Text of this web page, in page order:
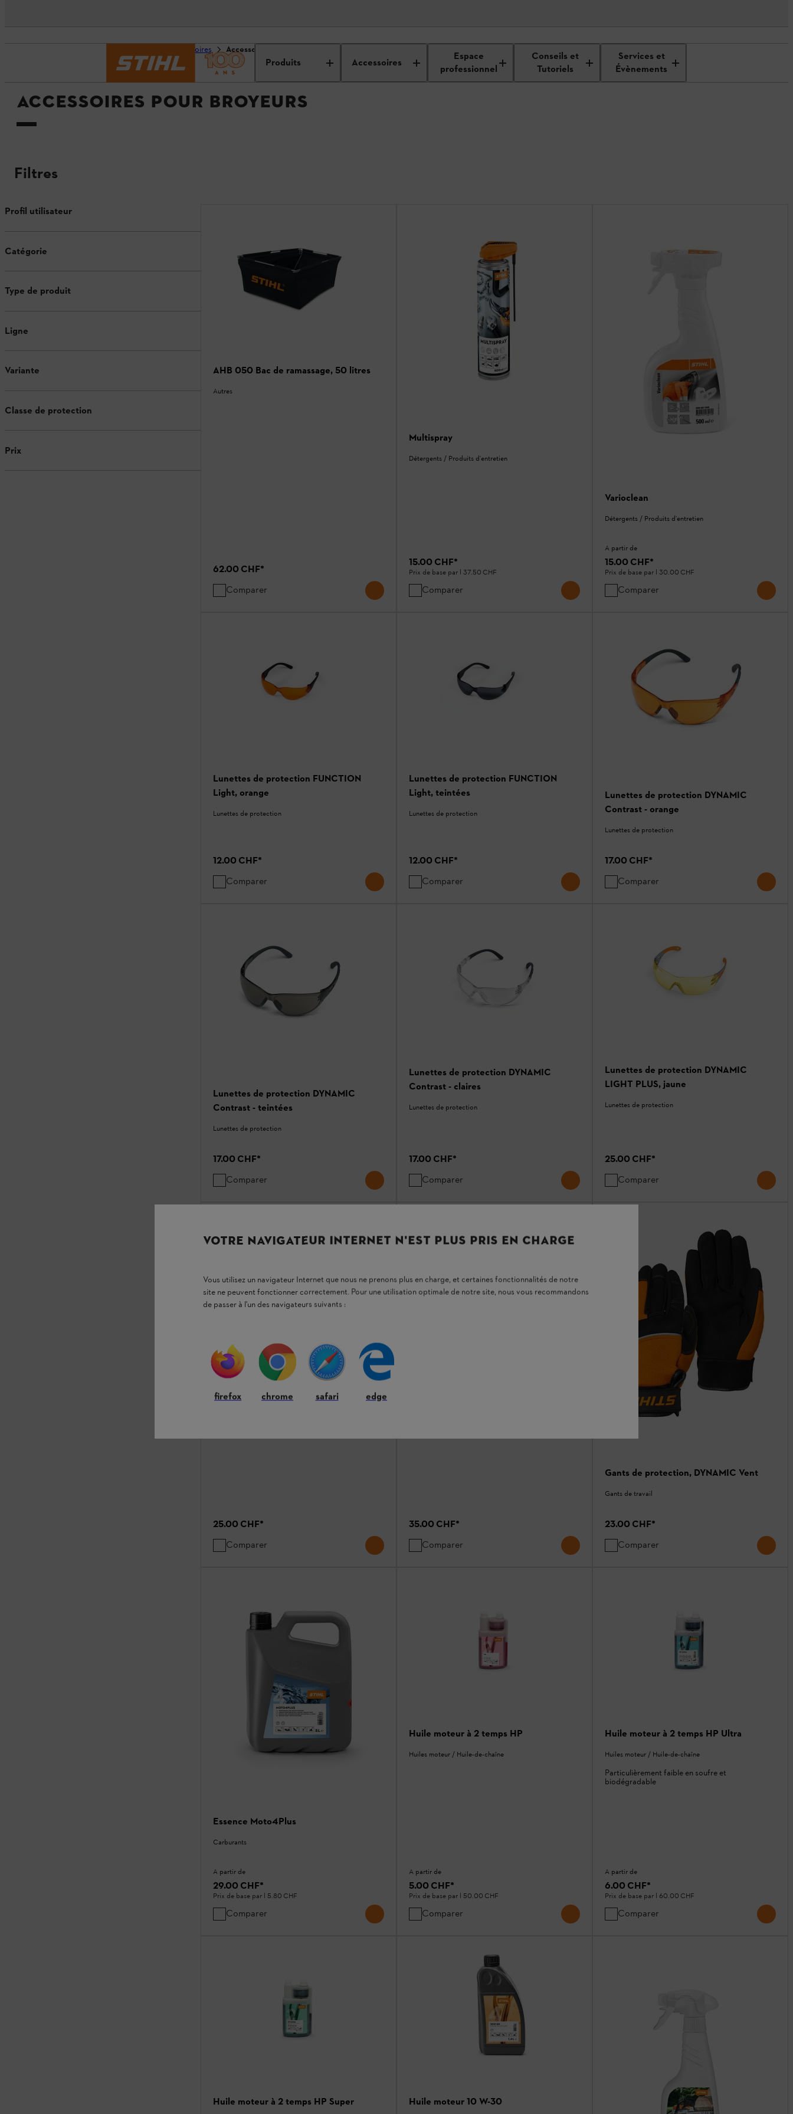
Produits Accessoires
Espace
professionnel
Conseils et
Tutoriels
Services et
Évènements
Accessoires Accessoires pour broyeurs
ACCESSOIRES POUR BROYEURS
Filtres
Profil utilisateur
Catégorie
Type de produit
Ligne
Variante
Classe de protection
Prix
AHB 050 Bac de ramassage, 50 litres
Autres
62.00 CHF*
Comparer
Multispray
Détergents / Produits d'entretien
15.00 CHF*
Prix de base par l 37.50 CHF
Comparer
Varioclean
Détergents / Produits d'entretien
A partir de
15.00 CHF*
Prix de base par l 30.00 CHF
Comparer
Lunettes de protection FUNCTION
Light, orange
Lunettes de protection
12.00 CHF*
Comparer
Lunettes de protection FUNCTION
Light, teintées
Lunettes de protection
12.00 CHF*
Comparer
Lunettes de protection DYNAMIC
Contrast - orange
Lunettes de protection
17.00 CHF*
Comparer
Lunettes de protection DYNAMIC
Contrast - teintées
Lunettes de protection
17.00 CHF*
Comparer
Lunettes de protection DYNAMIC
Contrast - claires
Lunettes de protection
17.00 CHF*
Comparer
Lunettes de protection DYNAMIC
LIGHT PLUS, jaune
Lunettes de protection
25.00 CHF*
Comparer
Lunettes de protection DYNAMIC
LIGHT PLUS, teintées
Lunettes de protection
25.00 CHF*
Comparer
35.00 CHF*
Comparer
Gants de protection, DYNAMIC Vent
Gants de travail
23.00 CHF*
Comparer
Essence Moto4Plus
Carburants
A partir de
29.00 CHF*
Prix de base par l 5.80 CHF
Comparer
Huile moteur à 2 temps HP
Huiles moteur / Huile-de-chaîne
A partir de
5.00 CHF*
Prix de base par l 50.00 CHF
Comparer
Huile moteur à 2 temps HP Ultra
Huiles moteur / Huile-de-chaîne
Particulièrement faible en soufre et
biodégradable
A partir de
6.00 CHF*
Prix de base par l 60.00 CHF
Comparer
Huile moteur à 2 temps HP Super Huile moteur 10 W-30
VOTRE NAVIGATEUR INTERNET N'EST PLUS PRIS EN CHARGE
Vous utilisez un navigateur Internet que nous ne prenons plus en charge, et certaines fonctionnalités de notre
site ne peuvent fonctionner correctement. Pour une utilisation optimale de notre site, nous vous recommandons
de passer à l'un des navigateurs suivants :
firefox chrome safari edge